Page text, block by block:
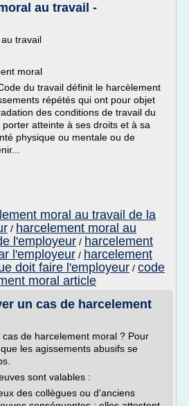
au travail -
travail
moral
du travail définit le harcèlement
répétés qui ont pour objet
des conditions de travail du
atteinte à ses droits et à sa
physique ou mentale ou de
moral au travail de la
/ harcelement moral au
l'employeur / harcelement
l'employeur / harcelement
doit faire l'employeur / code
moral article
un cas de harcelement
de harcelement moral ? Pour
les agissements abusifs se
sont valables :
des collègues ou d'anciens